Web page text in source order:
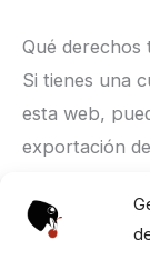
Qué derechos
Si tienes una
esta web,
exportación
eliminemos